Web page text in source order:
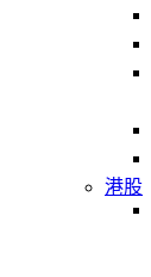
港股